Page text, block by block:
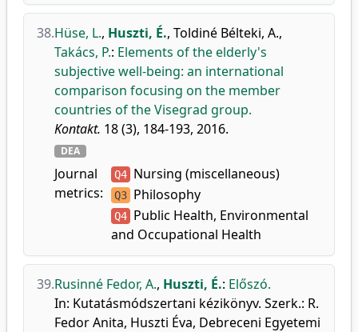
38.Hüse, L., Huszti, É., Toldiné Bélteki, A.,
Takács, P.: Elements of the elderly's
subjective well-being: an international
comparison focusing on the member
countries of the Visegrad group.
Kontakt. 18 (3), 184-193, 2016.
DEA
Journal
metrics:
Q4 Nursing (miscellaneous)
Q3 Philosophy
Q4 Public Health, Environmental
and Occupational Health
39.Rusinné Fedor, A., Huszti, É.: Előszó.
In: Kutatásmódszertani kézikönyv. Szerk.: R.
Fedor Anita, Huszti Éva, Debreceni Egyetemi